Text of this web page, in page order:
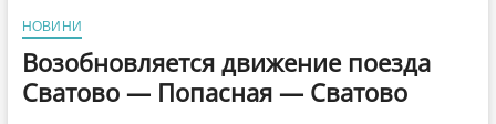
Луганской!
НОВИНИ
Возобновляется движение поезда
Сватово — Попасная — Сватово